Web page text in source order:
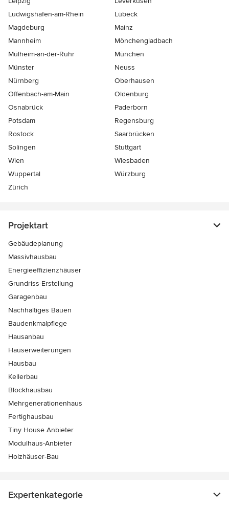
Ludwigshafen-am-Rhein
Lübeck
Magdeburg
Mainz
Mannheim
Mönchen­gladbach
Mülheim-an-der-Ruhr
München
Münster
Neuss
Nürnberg
Oberhausen
Offenbach-am-Main
Oldenburg
Osnabrück
Paderborn
Potsdam
Regensburg
Rostock
Saarbrücken
Solingen
Stuttgart
Wien
Wiesbaden
Wuppertal
Würzburg
Zürich
Projektart
Gebäudeplanung
Massivhausbau
Energieeffizienzhäuser
Grundriss-Erstellung
Garagenbau
Nachhaltiges Bauen
Baudenkmalpflege
Hausanbau
Hauserweiterungen
Hausbau
Kellerbau
Blockhausbau
Mehrgenerationenhaus
Fertighausbau
Tiny House Anbieter
Modulhaus-Anbieter
Holzhäuser-Bau
Expertenkategorie